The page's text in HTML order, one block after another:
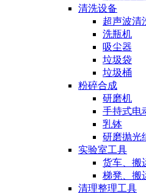
清洗设备
超声波清
洗瓶机
吸尘器
垃圾袋
垃圾桶
粉碎合成
研磨机
手持式电
乳钵
研磨抛光
实验室工具
货车、搬
梯凳、搬
清理整理工具